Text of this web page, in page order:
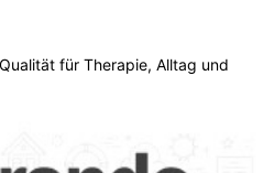
für Therapie, Alltag und